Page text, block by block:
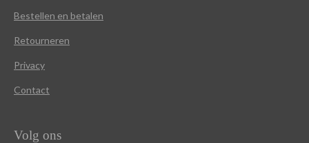
Bestellen en betalen
Retourneren
Privacy
Contact
Volg ons